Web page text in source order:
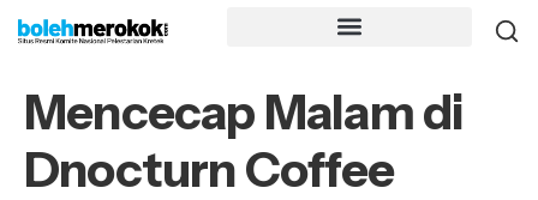
Mencecap Malam di
Dnocturn Coffee